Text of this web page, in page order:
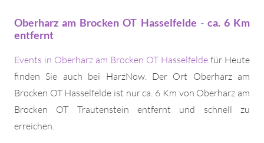
Oberharz am Brocken OT Hasselfelde - ca. 6 Km
entfernt
Events in Oberharz am Brocken OT Hasselfelde für Heute
finden Sie auch bei HarzNow. Der Ort Oberharz am
Brocken OT Hasselfelde ist nur ca. 6 Km von Oberharz am
Brocken OT Trautenstein entfernt und schnell zu
erreichen.